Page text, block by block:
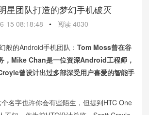
星团队打造的梦幻手机破灭
15 08:18:48 • 阅读 4030
般的Android手机团队： Tom Moss曾在谷
，Mike Chan是一位资深Android工程师，
曾设计出过多部深受用户喜爱的智能手
名字也许你会有些陌生，但提到HTC One